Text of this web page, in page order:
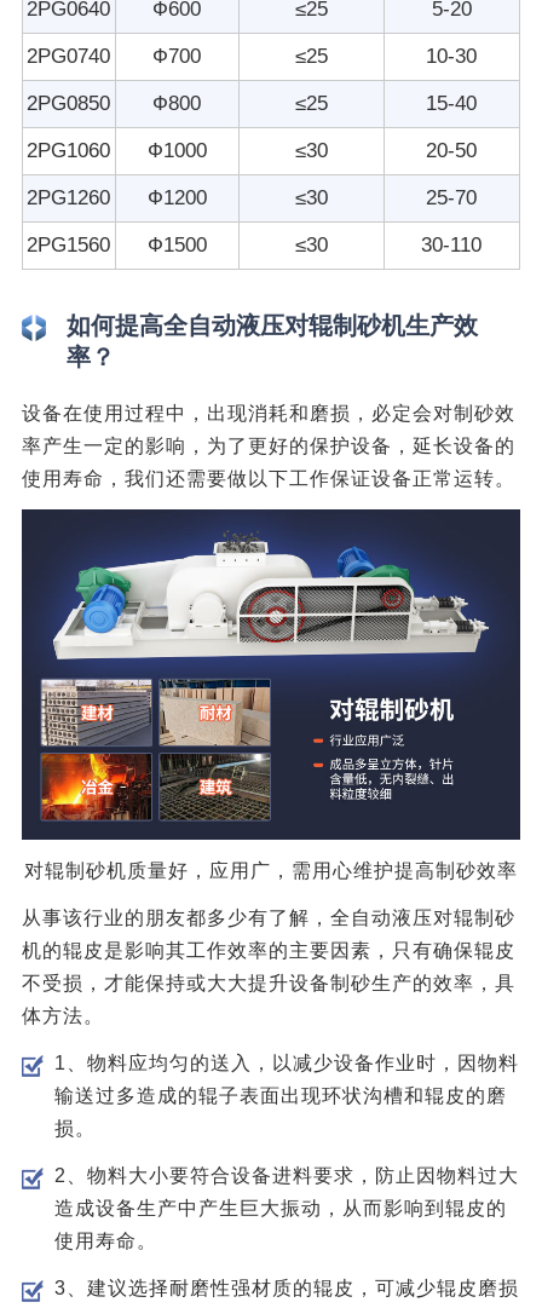
2PG0640 Ф600 ≤25 5-20
2PG0740 Ф700 ≤25 10-30
2PG0850 Ф800 ≤25 15-40
2PG1060 Ф1000 ≤30 20-50
2PG1260 Ф1200 ≤30 25-70
2PG1560 Ф1500 ≤30 30-110
如何提高全自动液压对辊制砂机生产效
率？
设备在使用过程中，出现消耗和磨损，必定会对制砂效
率产生一定的影响，为了更好的保护设备，延长设备的
使用寿命，我们还需要做以下工作保证设备正常运转。
对辊制砂机质量好，应用广，需用心维护提高制砂效率
从事该行业的朋友都多少有了解，全自动液压对辊制砂
机的辊皮是影响其工作效率的主要因素，只有确保辊皮
不受损，才能保持或大大提升设备制砂生产的效率，具
体方法。
1、物料应均匀的送入，以减少设备作业时，因物料
输送过多造成的辊子表面出现环状沟槽和辊皮的磨
损。
2、物料大小要符合设备进料要求，防止因物料过大
造成设备生产中产生巨大振动，从而影响到辊皮的
使用寿命。
3、建议选择耐磨性强材质的辊皮，可减少辊皮磨损